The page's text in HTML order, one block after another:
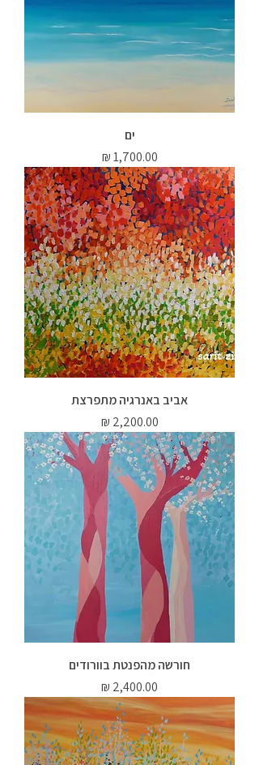
ים
מחיר
אביב באנרגיה מתפרצת
מחיר
חורשה מהפנטת בוורודים
מחיר